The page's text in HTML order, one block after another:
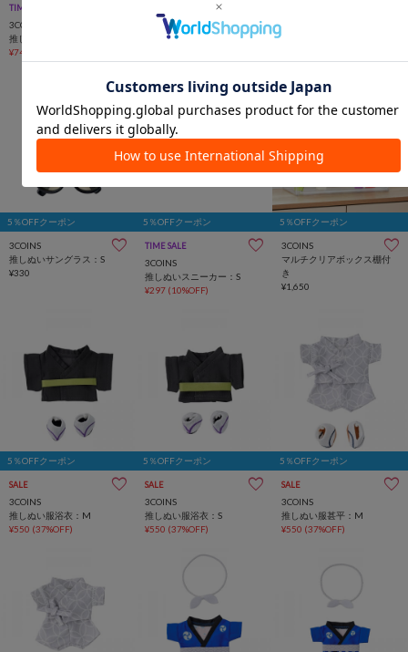
TIME SALE
3COINS
推しぬい服セーラー：M
¥748
3COINS
推しぬい服セーラー：S
クスワイド
5％OFFクーポン
3COINS
推しぬいサングラス：S
¥330
5％OFFクーポン
TIME SALE
3COINS
推しぬいスニーカー：S
¥297 (10%OFF)
5％OFFクーポン
3COINS
マルチクリアボックス棚付
き
¥1,650
5％OFFクーポン
SALE
3COINS
推しぬい服浴衣：M
¥550 (37%OFF)
5％OFFクーポン
SALE
3COINS
推しぬい服浴衣：S
¥550 (37%OFF)
5％OFFクーポン
SALE
3COINS
推しぬい服甚平：M
¥550 (37%OFF)